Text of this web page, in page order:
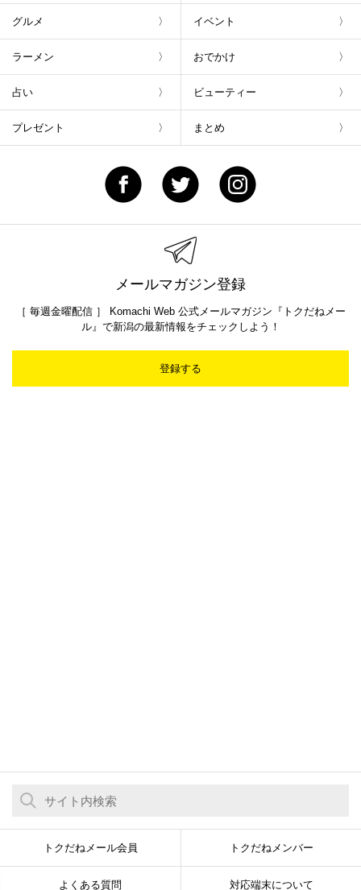
グルメ イベント
ラーメン おでかけ
占い ビューティー
プレゼント まとめ
メールマガジン登録
［ 毎週金曜配信 ］ Komachi Web 公式メールマガジン『トクだねメー
ル』で新潟の最新情報をチェックしよう！
登録する
トクだねメール会員 トクだねメンバー
よくある質問 対応端末について